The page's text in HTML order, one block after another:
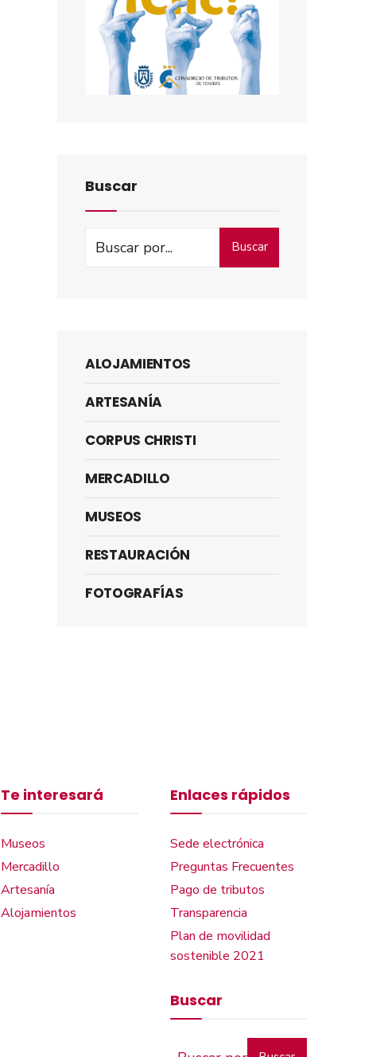
Buscar
Buscar
ALOJAMIENTOS
ARTESANÍA
CORPUS CHRISTI
MERCADILLO
MUSEOS
RESTAURACIÓN
FOTOGRAFÍAS
Te interesará
Museos
Mercadillo
Artesanía
Alojamientos
Enlaces rápidos
Sede electrónica
Preguntas Frecuentes
Pago de tributos
Transparencia
Plan de movilidad
sostenible 2021
Buscar